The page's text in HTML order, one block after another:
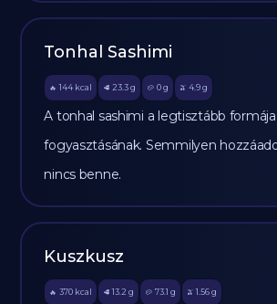
Tonhal Sashimi
🔥 144 kcal 🥩 23.3 g 🥔 0g 🫒 4.9 g
A tonhal sashimi a legtisztább
fogyasztásának. Semmilyen
nincs benne.
Kuszkusz
🔥 370 kcal 🥩 13.2 g 🥔 73.1 g 🫒 1.56 g